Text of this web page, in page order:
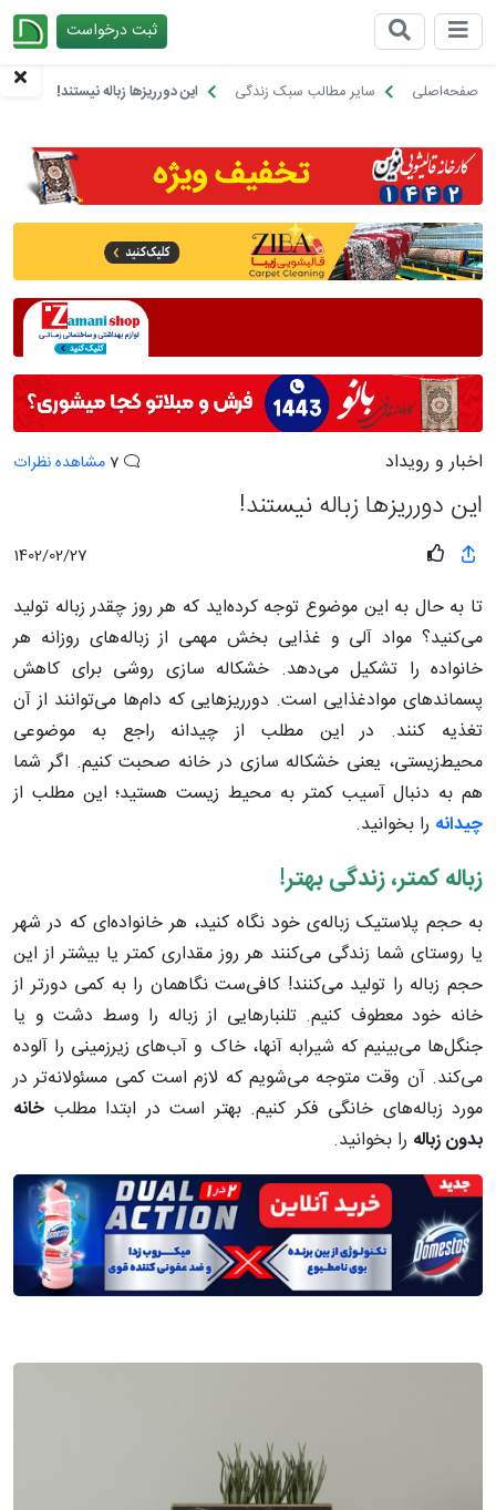
ثبت درخواست
صفحه‌اصلی سایر مطالب سبک زندگی این دورریزها زباله نیستند!
اخبار و رویداد مشاهده نظرات
این دورریزها زباله نیستند!
1402/02/27
تا به حال به این موضوع توجه کرده‌اید که هر روز چقدر زباله تولید
می‌کنید؟ مواد آلی و غذایی بخش مهمی از زباله‌های روزانه هر
خانواده را تشکیل می‌دهد. خشکاله سازی روشی برای کاهش
پسماندهای موادغذایی است. دورریزهایی که دام‌ها می‌توانند از آن
تغذیه کنند. در این مطلب از چیدانه راجع به موضوعی
محیط‌زیستی، یعنی خشکاله سازی در خانه صحبت کنیم. اگر شما
هم به دنبال آسیب کمتر به محیط زیست هستید؛ این مطلب از
چیدانه را بخوانید.
زباله کمتر، زندگی بهتر!
به حجم پلاستیک زباله‌ی خود نگاه کنید، هر خانواده‌ای که در شهر
یا روستای شما زندگی می‌کنند هر روز مقداری کمتر یا بیشتر از این
حجم زباله را تولید می‌کنند! کافی‌ست نگاهمان را به کمی دورتر از
خانه خود معطوف کنیم. تلنبارهایی از زباله را وسط دشت و یا
جنگل‌ها می‌بینیم که شیرابه آنها، خاک و آب‌های زیرزمینی را آلوده
می‌کند. آن وقت متوجه می‌شویم که لازم است کمی مسئولانه‌تر در
مورد زباله‌های خانگی فکر کنیم. بهتر است در ابتدا مطلب خانه
بدون زباله را بخوانید.